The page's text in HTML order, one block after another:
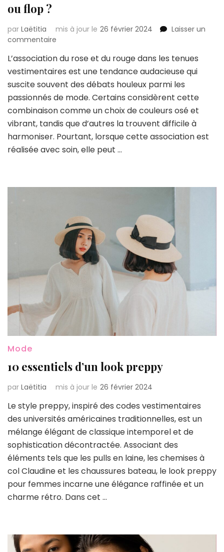
ou flop ?
par Laëtitia mis à jour le 26 février 2024
Laisser un
commentaire
le
rose
et
le
rouge
ensemble :
top
ou
flop ?
L’association du rose et du rouge dans les tenues
vestimentaires est une tendance audacieuse qui
suscite souvent des débats houleux parmi les
passionnés de mode. Certains considèrent cette
combinaison comme un choix de couleurs osé et
vibrant, tandis que d’autres la trouvent difficile à
harmoniser. Pourtant, lorsque cette association est
réalisée avec soin, elle peut …
Mode
10 essentiels d’un look preppy
par Laëtitia mis à jour le 26 février 2024
Le style preppy, inspiré des codes vestimentaires
des universités américaines traditionnelles, est un
mélange élégant de classique intemporel et de
sophistication décontractée. Associant des
éléments tels que les pulls en laine, les chemises à
col Claudine et les chaussures bateau, le look preppy
pour femmes incarne une élégance raffinée et un
charme rétro. Dans cet …